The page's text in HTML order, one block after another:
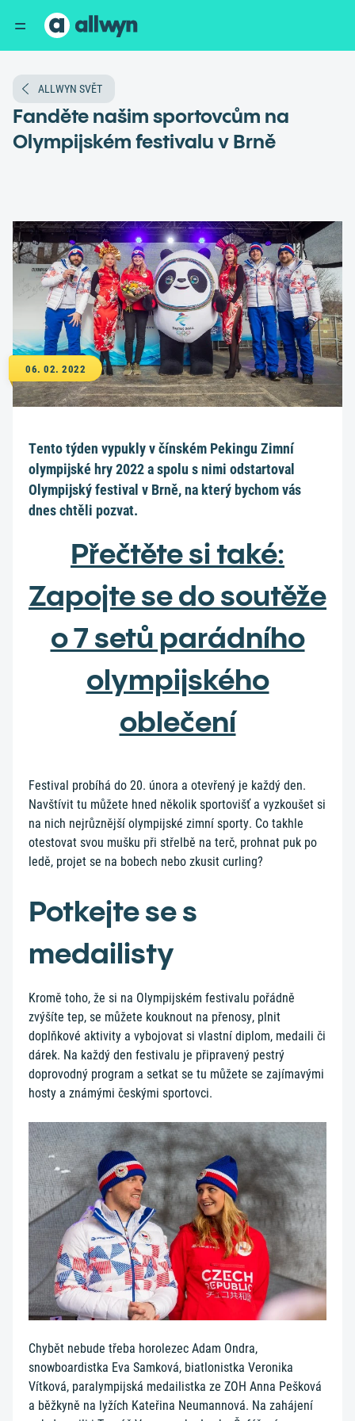
ALLWYN SVĚT
Fanděte našim sportovcům na
Olympijském festivalu v Brně
06. 02. 2022
Tento týden vypukly v čínském Pekingu Zimní
olympijské hry 2022 a spolu s nimi odstartoval
Olympijský festival v Brně, na který bychom vás
dnes chtěli pozvat.
Přečtěte si také:
Zapojte se do soutěže
o 7 setů parádního
olympijského
oblečení
Festival probíhá do 20. února a otevřený je každý den.
Navštívit tu můžete hned několik sportovišť a vyzkoušet si
na nich nejrůznější olympijské zimní sporty. Co takhle
otestovat svou mušku při střelbě na terč, prohnat puk po
ledě, projet se na bobech nebo zkusit curling?
Potkejte se s
medailisty
Kromě toho, že si na Olympijském festivalu pořádně
zvýšíte tep, se můžete kouknout na přenosy, plnit
doplňkové aktivity a vybojovat si vlastní diplom, medaili či
dárek. Na každý den festivalu je připravený pestrý
doprovodný program a setkat se tu můžete se zajímavými
hosty a známými českými sportovci.
Chybět nebude třeba horolezec Adam Ondra,
snowboardistka Eva Samková, biatlonistka Veronika
Vítková, paralympijská medailistka ze ZOH Anna Pešková
a běžkyně na lyžích Kateřina Neumannová. Na zahájení